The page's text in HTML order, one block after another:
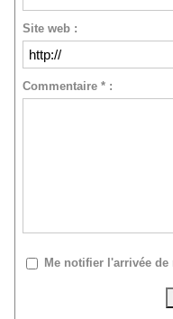
Site web :
Commentaire * :
Me notifier l'arrivée